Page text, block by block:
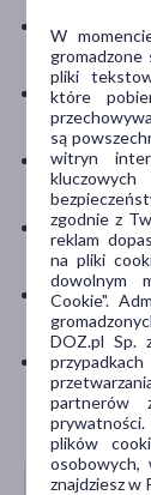
pocierania
kremy do
wybór
unikanie
włosami;
być
W
gromadzone
pliki
które
są
witryn
zgodnie z
reklam
na pliki
dowolnym
Cookie".
DOZ.pl Sp.
partnerów
plików
osobowych,
znajdziesz w